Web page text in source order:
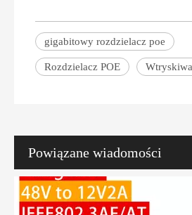
gigabitowy rozdzielacz poe
Rozdzielacz POE
Powiązane wiadomości
Co to jest wtryskiwacz PoE? Kompletny przewodnik dla początkujących kupujących
Masz dość splątanych kabli i